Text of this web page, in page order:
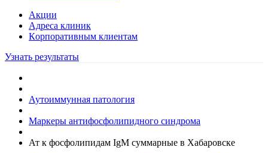
Акции
Адреса клиник
Кoрпоративным клиентам
Узнать результаты
Аутоиммунная патология
Маркеры антифосфолипидного синдрома
Ат к фосфолипидам IgM суммарные в Хабаровске